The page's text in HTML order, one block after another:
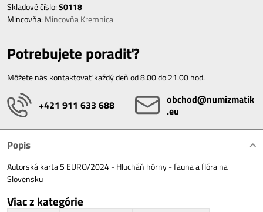
Skladové číslo:S0118
Mincovňa: Mincovňa Kremnica
Potrebujete poradiť?
Môžete nás kontaktovať každý deň od 8.00 do 21.00 hod.
+421 911 633 688
obchod​@numizmatik​
.eu
Popis
Autorská karta 5 EURO/2024 - Hlucháň hôrny - fauna a flóra na
Slovensku
Viac z kategórie